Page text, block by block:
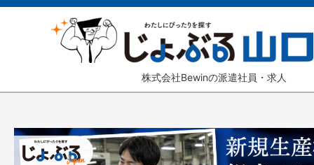
株式会社Bewinの派遣社員・求人